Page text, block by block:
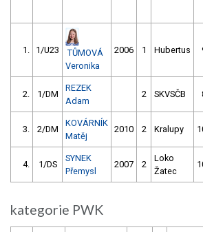
1. 1/U23
TŮMOVÁ
Veronika
2006 1 Hubertus
2. 1/DM
REZEK
Adam
2 SKVSČB
3. 2/DM
KOVÁRNÍK
Matěj
2010 2 Kralupy
4. 1/DS
SYNEK
Přemysl
2007 2
Loko
Žatec
kategorie PWK